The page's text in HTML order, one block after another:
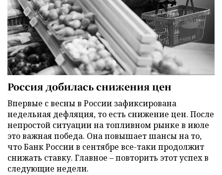
Россия добилась снижения цен
Впервые с весны в России зафиксирована
недельная дефляция, то есть снижение цен. После
непростой ситуации на топливном рынке в июле
это важная победа. Она повышает шансы на то,
что Банк России в сентябре все-таки продолжит
снижать ставку. Главное – повторить этот успех в
следующие недели.